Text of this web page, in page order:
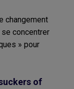
changement
concentrer
» pour
of